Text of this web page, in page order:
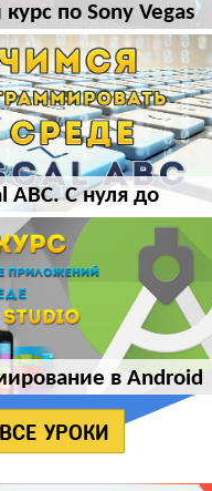
по Sony Vegas
Pro
ABC. С нуля до
в Android
начинающих
ВСЕ УРОКИ